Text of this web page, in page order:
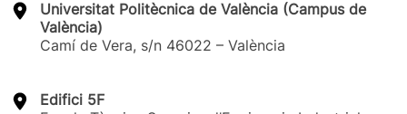
Universitat Politècnica de València (Campus de
València)
Camí de Vera, s/n 46022 – València
Edifici 5F